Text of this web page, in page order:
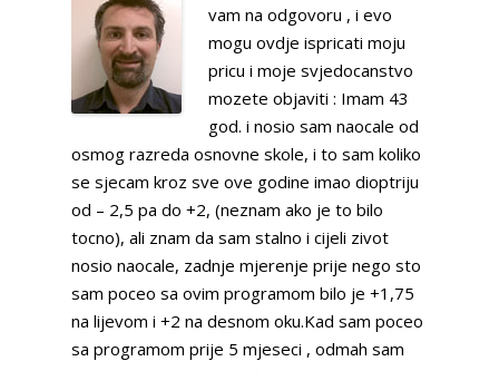
vam na odgovoru , i evo
mogu ovdje ispricati moju
pricu i moje svjedocanstvo
mozete objaviti : Imam 43
god. i nosio sam naocale od
osmog razreda osnovne skole, i to sam koliko
se sjecam kroz sve ove godine imao dioptriju
od – 2,5 pa do +2, (neznam ako je to bilo
tocno), ali znam da sam stalno i cijeli zivot
nosio naocale, zadnje mjerenje prije nego sto
sam poceo sa ovim programom bilo je +1,75
na lijevom i +2 na desnom oku.Kad sam poceo
sa programom prije 5 mjeseci , odmah sam